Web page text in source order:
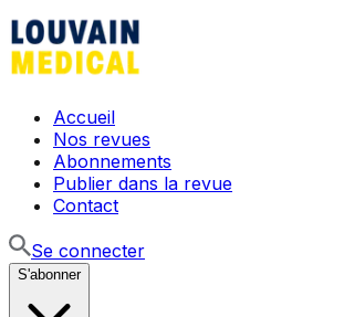
Accueil
Nos revues
Abonnements
Publier dans la revue
Contact
Se connecter
S'abonner